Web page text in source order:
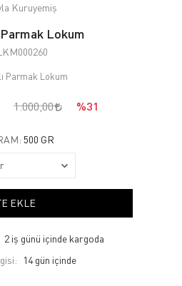
Kuruyemiş
Parmak Lokum
Parmak Lokum
1.000,00 %31
500 GR
EKLE
2 iş günü içinde kargoda